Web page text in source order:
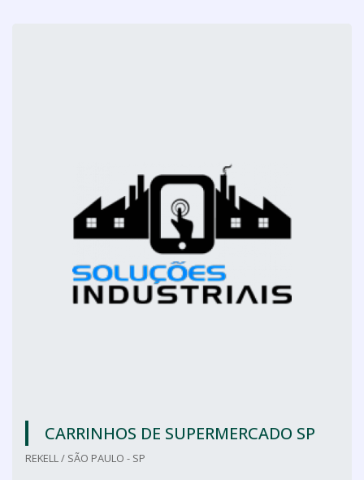
CARRINHOS DE SUPERMERCADO SP
REKELL / SÃO PAULO - SP